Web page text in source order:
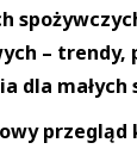
– trendy,
dla małych
przegląd